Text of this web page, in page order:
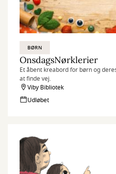
BØRN
OnsdagsNørklerier
Et åbent kreabord for børn og
at finde vej.
Viby Bibliotek
Udløbet